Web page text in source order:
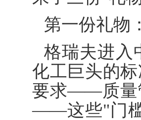
第一份礼物
格瑞夫进入
化工巨头的
要求——质量
——这些"门槛